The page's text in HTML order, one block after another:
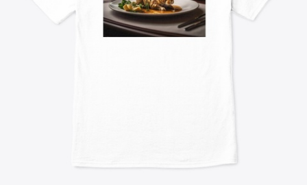
Vendi ovunque